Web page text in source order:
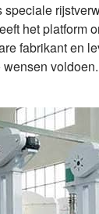
speciale
het
fabrikant en